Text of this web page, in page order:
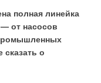
полная линейка
от насосов
о
обладая
труб, не имеют
для
на головном заводе
Shizuoka и